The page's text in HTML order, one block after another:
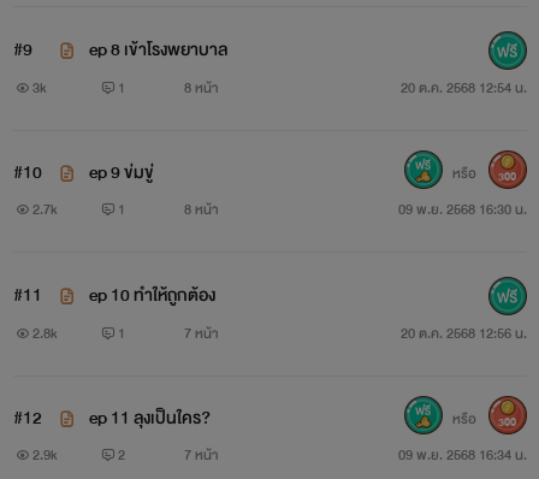
#9 ep 8 เข้าโรงพยาบาล
3k 1 8 หน้า 20 ต.ค. 2568 12:54 น.
#10 ep 9 ข่มขู่
2.7k 1 8 หน้า 09 พ.ย. 2568 16:30 น.
หรือ 300
#11 ep 10 ทำให้ถูกต้อง
2.8k 1 7 หน้า 20 ต.ค. 2568 12:56 น.
#12 ep 11 ลุงเป็นใคร?
2.9k 2 7 หน้า 09 พ.ย. 2568 16:34 น.
หรือ 300